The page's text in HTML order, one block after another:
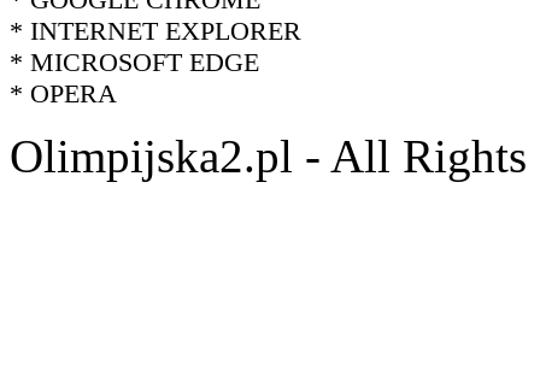
* INTERNET EXPLORER
* MICROSOFT EDGE
* OPERA
Olimpijska2.pl - All Rights